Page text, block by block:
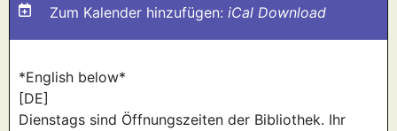
Zum Kalender hinzufügen: iCal Download
*English below*
[DE]
Dienstags sind Öffnungszeiten der Bibliothek. Ihr